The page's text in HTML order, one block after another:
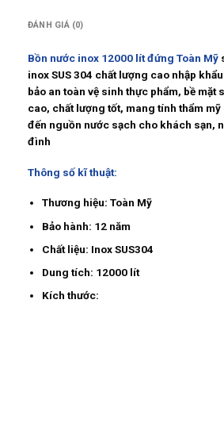
ĐÁNH GIÁ (0)
Bồn nước inox 12000 lít đứng Toàn Mỹ
inox SUS 304 chất lượng cao nhập
bảo an toàn vệ sinh thực phẩm, bề mặt
cao, chất lượng tốt, mang tính thẩm
đến nguồn nước sạch cho khách sạn,
đình
Thông số kĩ thuật:
Thương hiệu: Toàn Mỹ
Bảo hành: 12 năm
Chất liệu: Inox SUS304
Dung tích: 12000 lít
Kích thước: